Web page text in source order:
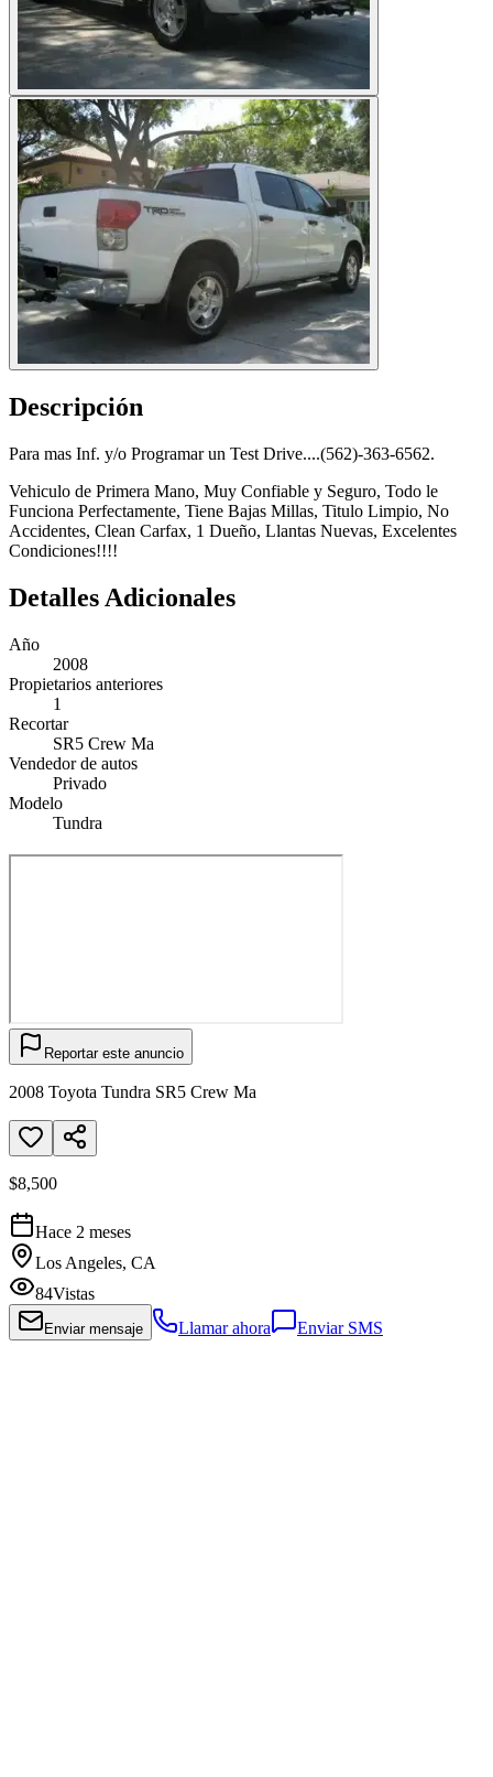
Descripción
Para mas Inf. y/o Programar un Test Drive....(562)-363-6562.
Vehiculo de Primera Mano, Muy Confiable y Seguro, Todo le
Funciona Perfectamente, Tiene Bajas Millas, Titulo Limpio, No
Accidentes, Clean Carfax, 1 Dueño, Llantas Nuevas, Excelentes
Condiciones!!!!
Detalles Adicionales
Año
2008
Propietarios anteriores
1
Recortar
SR5 Crew Ma
Vendedor de autos
Privado
Modelo
Tundra
Reportar este anuncio
2008 Toyota Tundra SR5 Crew Ma
$8,500
Hace 2 meses
Los Angeles, CA
84Vistas
Enviar mensaje Llamar ahora Enviar SMS